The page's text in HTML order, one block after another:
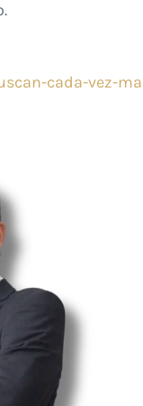
cada-vez-